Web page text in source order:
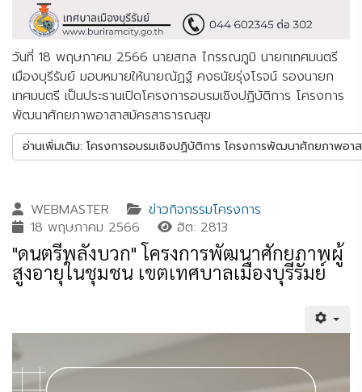
วันที่ 18 พฤษภาคม 2566 นายสกล ไกรรณภูมิ นายกเทศมนตรี
เมืองบุรีรัมย์ มอบหมายให้นายณัฏฐ์ คงธนัยรุ่งโรจน์ รองนายก
เทศมนตรี เป็นประธานเปิดโครงการอบรมเชิงปฏิบัติการ โครงการ
พัฒนาศักยภาพอาสาสมัครสาธารณสุข
อ่านเพิ่มเติม: โครงการอบรมเชิงปฏิบัติการ โครงการพัฒนาศักยภาพอา
WEBMASTER
ข่าวกิจกรรมโครงการ
18 พฤษภาคม 2566
ฮิต: 2813
"ดนตรีพลังบวก" โครงการพัฒนาศักยภาพผู้
สูงอายุในชุมชน เขตเทศบาลเมืองบุรีรัมย์